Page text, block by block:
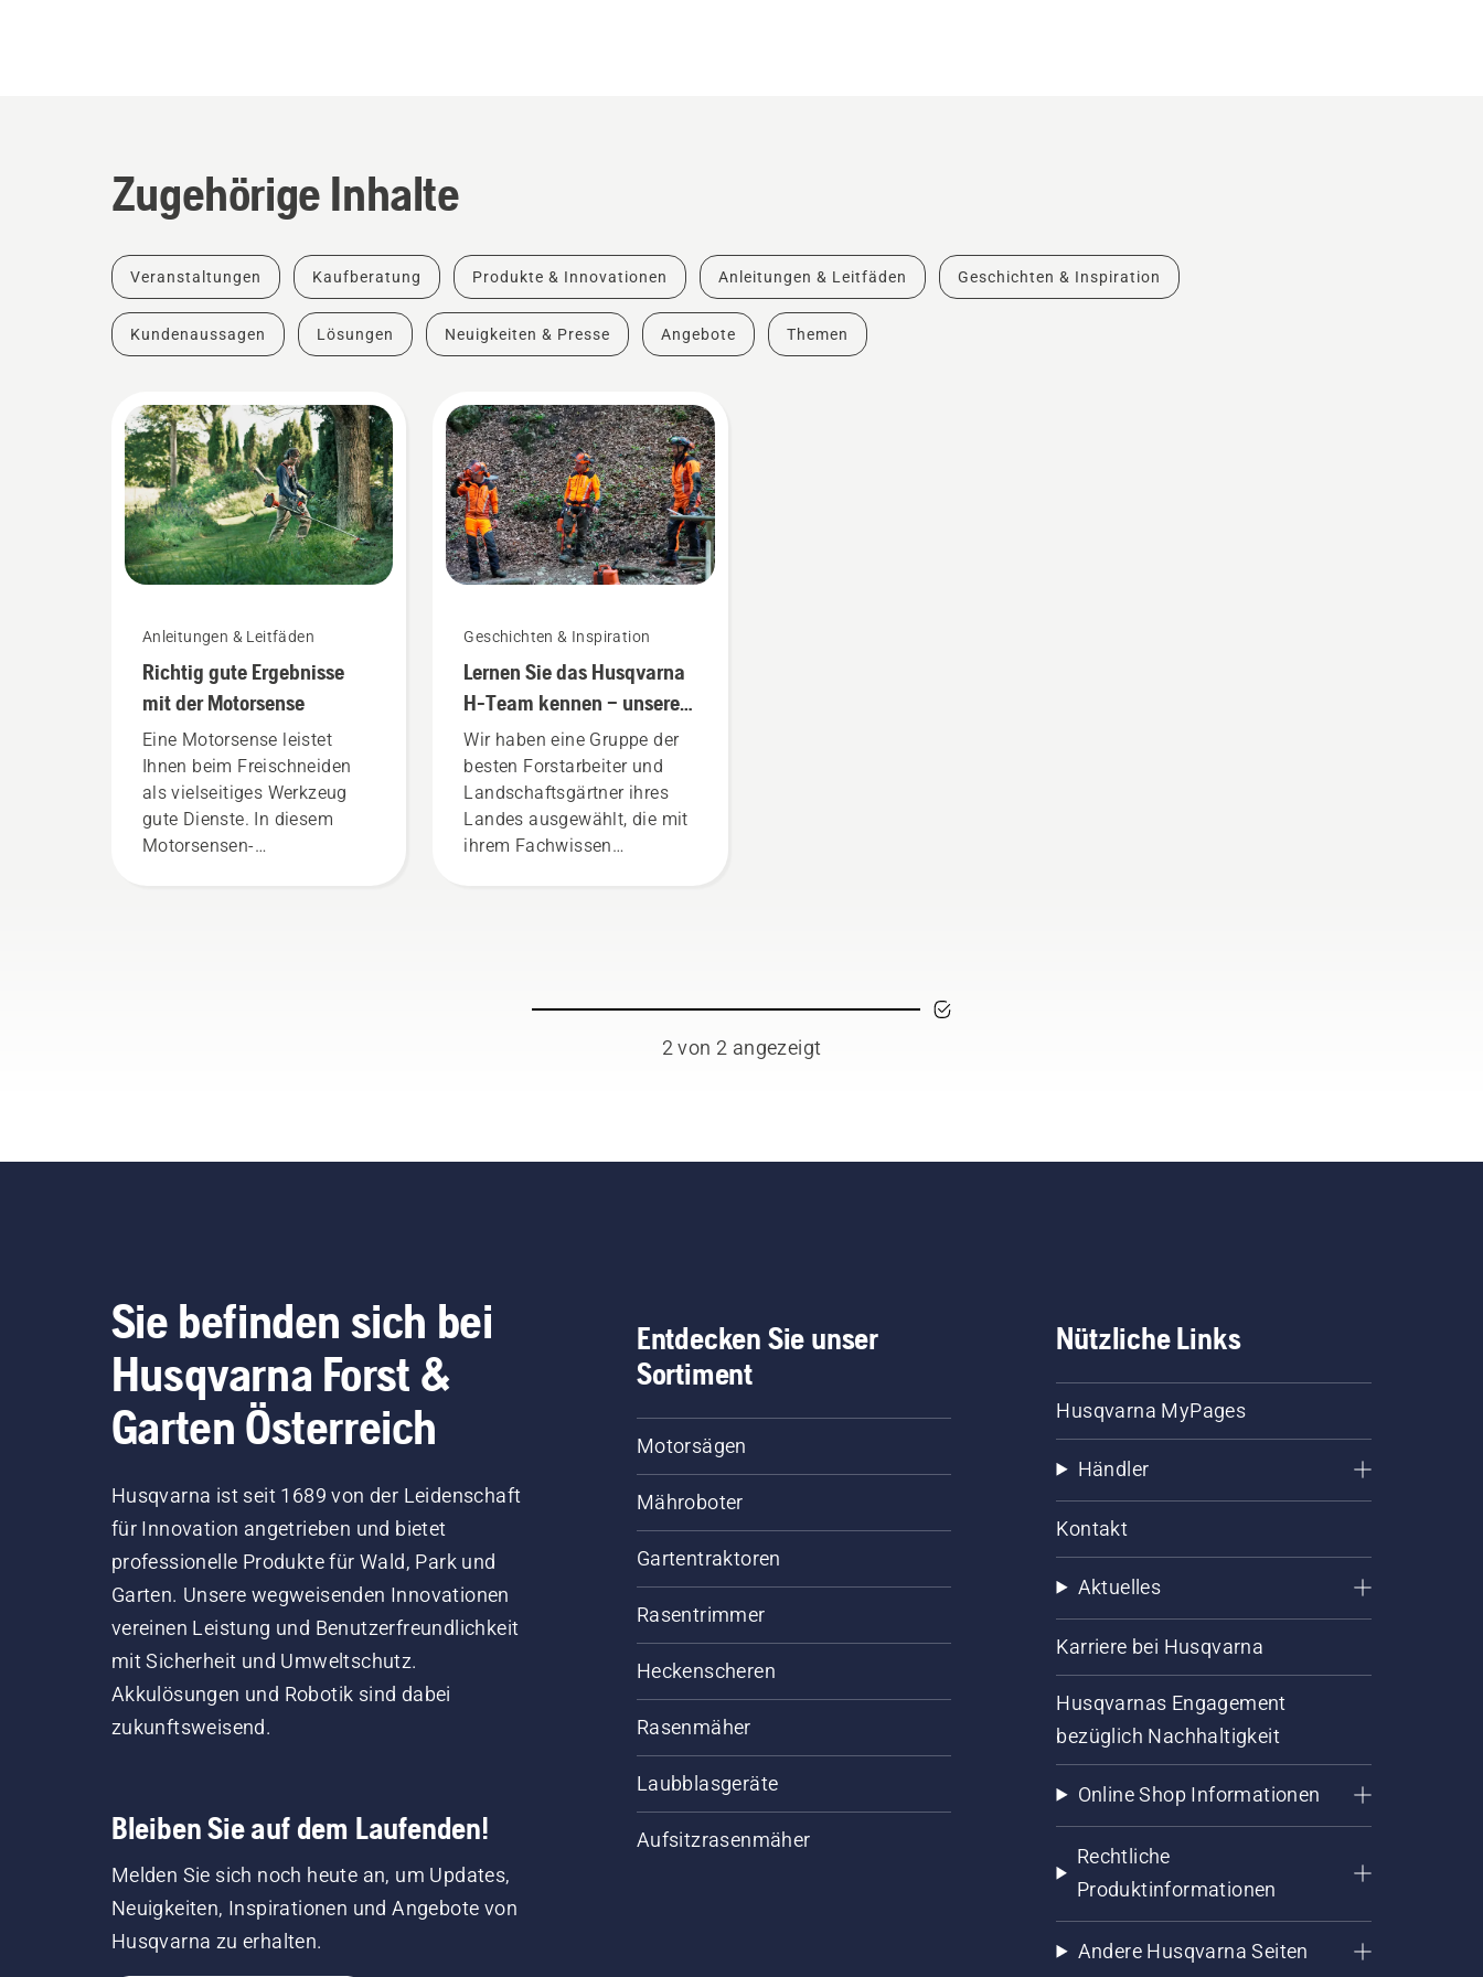
Zugehörige Inhalte
Veranstaltungen Kaufberatung Produkte & Innovationen Anleitungen & Leitfäden Geschichten & Inspiration
Kundenaussagen Lösungen Neuigkeiten & Presse Angebote Themen
Anleitungen & Leitfäden
Richtig gute Ergebnisse
mit der Motorsense
Eine Motorsense leistet
Ihnen beim Freischneiden
als vielseitiges Werkzeug
gute Dienste. In diesem
Motorsensen-
Geschichten & Inspiration
Lernen Sie das Husqvarna
H-Team kennen – unsere
anspruchsvollsten
Benutzer
Wir haben eine Gruppe der
besten Forstarbeiter und
Landschaftsgärtner ihres
Landes ausgewählt, die mit
ihrem Fachwissen
2 von 2 angezeigt
Sie befinden sich bei
Husqvarna Forst &
Garten Österreich
Husqvarna ist seit 1689 von der Leidenschaft
für Innovation angetrieben und bietet
professionelle Produkte für Wald, Park und
Garten. Unsere wegweisenden Innovationen
vereinen Leistung und Benutzerfreundlichkeit
mit Sicherheit und Umweltschutz.
Akkulösungen und Robotik sind dabei
zukunftsweisend.
Bleiben Sie auf dem Laufenden!
Melden Sie sich noch heute an, um Updates,
Neuigkeiten, Inspirationen und Angebote von
Husqvarna zu erhalten.
Entdecken Sie unser
Sortiment
Motorsägen
Mähroboter
Gartentraktoren
Rasentrimmer
Heckenscheren
Rasenmäher
Laubblasgeräte
Aufsitzrasenmäher
Nützliche Links
Husqvarna MyPages
Händler
Kontakt
Aktuelles
Karriere bei Husqvarna
Husqvarnas Engagement
bezüglich Nachhaltigkeit
Online Shop Informationen
Rechtliche
Produktinformationen
Andere Husqvarna Seiten